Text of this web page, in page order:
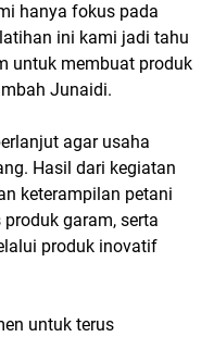
hanya fokus pada
ini kami jadi tahu
untuk membuat produk
Junaidi.
agar usaha
Hasil dari kegiatan
keterampilan petani
garam, serta
produk inovatif
untuk terus